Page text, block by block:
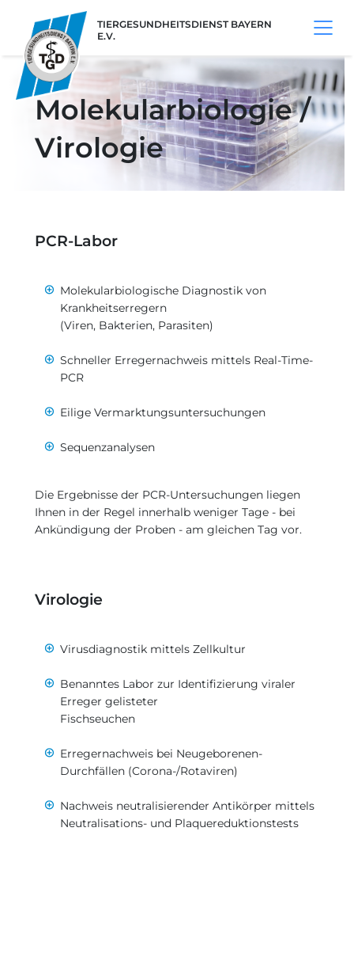
TIERGESUNDHEITSDIENST BAYERN
E.V.
Molekularbiologie /
Virologie
PCR-Labor
Molekularbiologische Diagnostik von
Krankheitserregern
(Viren, Bakterien, Parasiten)
Schneller Erregernachweis mittels Real-Time-
PCR
Eilige Vermarktungsuntersuchungen
Sequenzanalysen
Die Ergebnisse der PCR-Untersuchungen liegen
Ihnen in der Regel innerhalb weniger Tage - bei
Ankündigung der Proben - am gleichen Tag vor.
Virologie
Virusdiagnostik mittels Zellkultur
Benanntes Labor zur Identifizierung viraler
Erreger gelisteter
Fischseuchen
Erregernachweis bei Neugeborenen-
Durchfällen (Corona-/Rotaviren)
Nachweis neutralisierender Antikörper mittels
Neutralisations- und Plaquereduktionstests